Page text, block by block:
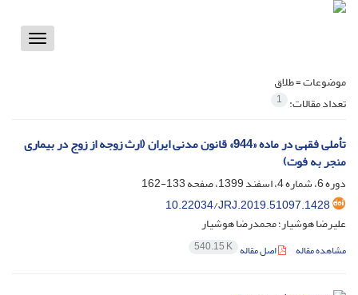
Toggle
موضوعات =طلاق
تعداد مقالات: 1
تأملی فقهی در ماده «944» قانون مدنی ایران (ارث زوجه از زوج در بیماری
منجر به فوت)
دوره 6، شماره 4، اسفند 1399، صفحه
133-162
10.22034/JRJ.2019.51097.1428
علیرضا هوشیار؛ محمدرضا هوشیار
مشاهده مقاله اصل مقاله 540.15 K